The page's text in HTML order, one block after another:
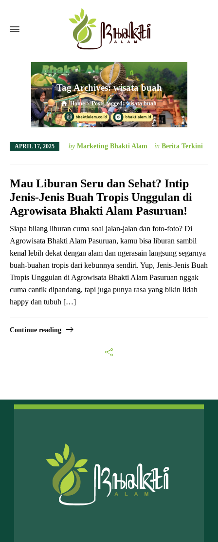
Tag Archives: wisata buah
Home Posts tagged: wisata buah
APRIL 17, 2025 by Marketing Bhakti Alam in Berita Terkini
Mau Liburan Seru dan Sehat? Intip
Jenis-Jenis Buah Tropis Unggulan di
Agrowisata Bhakti Alam Pasuruan!
Siapa bilang liburan cuma soal jalan-jalan dan foto-foto? Di
Agrowisata Bhakti Alam Pasuruan, kamu bisa liburan sambil
kenal lebih dekat dengan alam dan ngerasain langsung segarnya
buah-buahan tropis dari kebunnya sendiri. Yup, Jenis-Jenis Buah
Tropis Unggulan di Agrowisata Bhakti Alam Pasuruan nggak
cuma cantik dipandang, tapi juga punya rasa yang bikin lidah
happy dan tubuh […]
Continue reading